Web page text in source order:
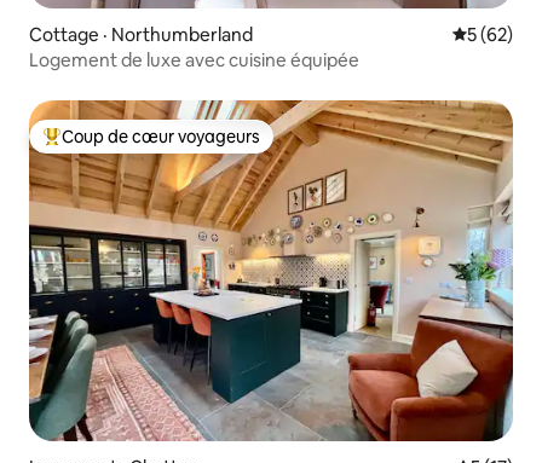
Cottage · Northumberland Note
5 (62)
Logement de luxe avec cuisine équipée
Coup de cœur voyageurs parmi les plus aimés
Coup de cœur voyageurs